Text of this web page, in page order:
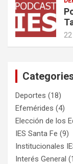
Deportes (18)
Efemérides (4)
Elección de los
IES Santa Fe (9)
Institucionales
Interés General